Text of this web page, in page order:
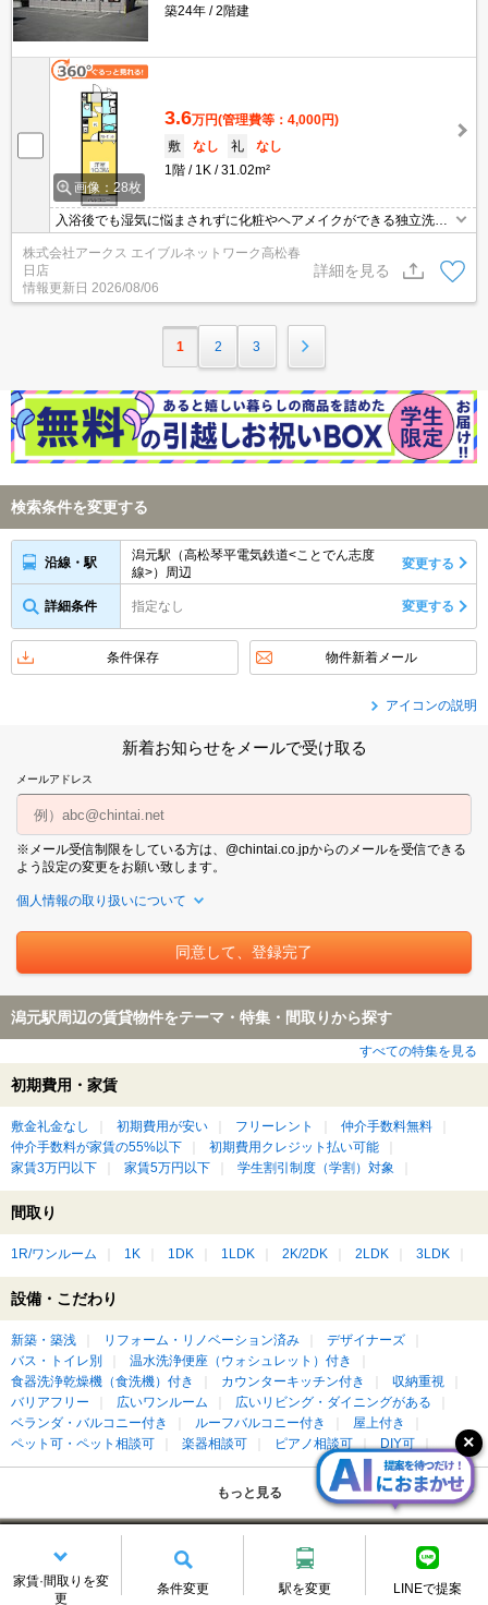
築24年
2階建
画像：28枚
3.6万円(管理費等：4,000円)
敷
なし 礼
なし
1階
1K 31.02m²
入浴後でも湿気に悩まされずに化粧やヘアメイクができる独立洗面
室収納など豊富なので、広々と空間を利用することも可能です。洗
濯時に嬉しいバルコニー付き物件です。駅から徒歩7分に立地す
る、魅力的な駅近物件です。
株式会社アークス エイブルネットワーク高松春
日店
情報更新日 2026/08/06
詳細を見る
1 2 3
家賃·間取りを変
更
条件変更 駅を変更 LINEで提案
検索条件を変更する
沿線・駅
潟元駅（高松琴平電気鉄道<ことでん志度
線>）周辺
変更する
詳細条件 指定なし 変更する
条件保存 物件新着メール
アイコンの説明
新着お知らせをメールで受け取る
メールアドレス
※メール受信制限をしている方は、@chintai.co.jpからのメールを受信できる
よう設定の変更をお願い致します。
個人情報の取り扱いについて
潟元駅周辺の賃貸物件をテーマ・特集・間取りから探す
すべての特集を見る
初期費用・家賃
敷金礼金なし 初期費用が安い フリーレント
仲介手数料無料
仲介手数料が家賃の55%以下
初期費用クレジット払い可能
家賃3万円以下
家賃5万円以下 学生割引制度（学割）対象
間取り
1R/ワンルーム 1K 1DK 1LDK 2K/2DK 2LDK 3LDK
設備・こだわり
新築・築浅 リフォーム・リノベーション済み
デザイナーズ
バス・トイレ別
温水洗浄便座（ウォシュレット）付き
食器洗浄乾燥機（食洗機）付き
カウンターキッチン付き
収納重視
バリアフリー
広いワンルーム
広いリビング・ダイニングがある
ベランダ・バルコニー付き
ルーフバルコニー付き
屋上付き
ペット可・ペット相談可
楽器相談可 ピアノ相談可 DIY可
もっと見る
潟元駅の賃貸物件を建物種別に絞って探す
アパート